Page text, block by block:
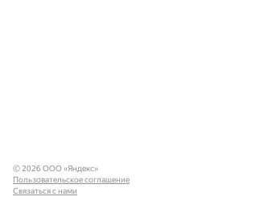
© 2026 ООО «Яндекс»
Пользовательское соглашение
Связаться с нами